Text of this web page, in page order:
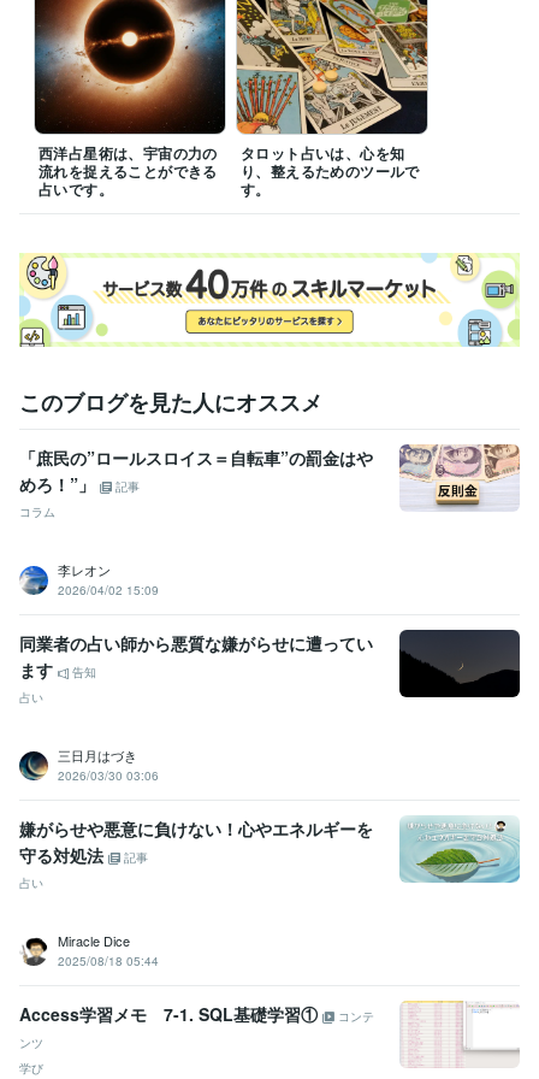
西洋占星術は、宇宙の力の
流れを捉えることができる
占いです。
タロット占いは、心を知
り、整えるためのツールで
す。
このブログを見た人にオススメ
「庶民の”ロールスロイス＝自転車”の罰金はや
めろ！”」
記事
コラム
李レオン
2026/04/02 15:09
同業者の占い師から悪質な嫌がらせに遭ってい
ます
告知
占い
三日月はづき
2026/03/30 03:06
嫌がらせや悪意に負けない！心やエネルギーを
守る対処法
記事
占い
Miracle Dice
2025/08/18 05:44
Access学習メモ 7-1. SQL基礎学習①
コンテ
ンツ
学び